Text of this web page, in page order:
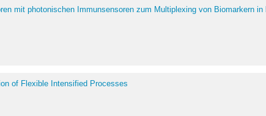
mit photonischen Immunsensoren zum Multiplexing von Biomarkern
of Flexible Intensified Processes